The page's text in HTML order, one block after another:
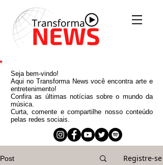
Seja bem-vindo!
Aqui no Transforma News você encontra arte e
entretenimento!
Confira as últimas notícias sobre o mundo da
música.
Curta, comente e compartilhe nosso conteúdo
pelas redes sociais.
Post Registre-se